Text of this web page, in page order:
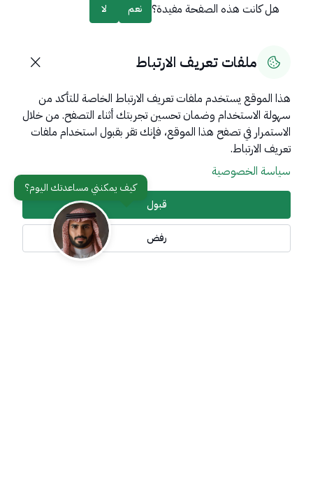
هل كانت هذه الصفحة مفيدة؟ نعم لا
روابط مهمة
عن المملكة
عن الوزارة
تواصل معنا أدوات الإتاحة وامكانية الوصول
ملفات تعريف الارتباط
هذا الموقع يستخدم ملفات تعريف الارتباط الخاصة للتأكد من
سهولة الاستخدام وضمان تحسين تجربتك أثناء التصفح. من خلال
الاستمرار في تصفح هذا الموقع، فإنك تقر بقبول استخدام ملفات
تعريف الارتباط.
سياسة الخصوصية
قبول
رفض